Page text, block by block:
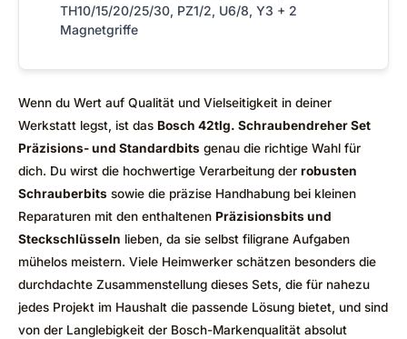
TH10/15/20/25/30, PZ1/2, U6/8, Y3 + 2
Magnetgriffe
Wenn du Wert auf Qualität und Vielseitigkeit in deiner
Werkstatt legst, ist das Bosch 42tlg. Schraubendreher Set
Präzisions- und Standardbits genau die richtige Wahl für
dich. Du wirst die hochwertige Verarbeitung der robusten
Schrauberbits sowie die präzise Handhabung bei kleinen
Reparaturen mit den enthaltenen Präzisionsbits und
Steckschlüsseln lieben, da sie selbst filigrane Aufgaben
mühelos meistern. Viele Heimwerker schätzen besonders die
durchdachte Zusammenstellung dieses Sets, die für nahezu
jedes Projekt im Haushalt die passende Lösung bietet, und sind
von der Langlebigkeit der Bosch-Markenqualität absolut